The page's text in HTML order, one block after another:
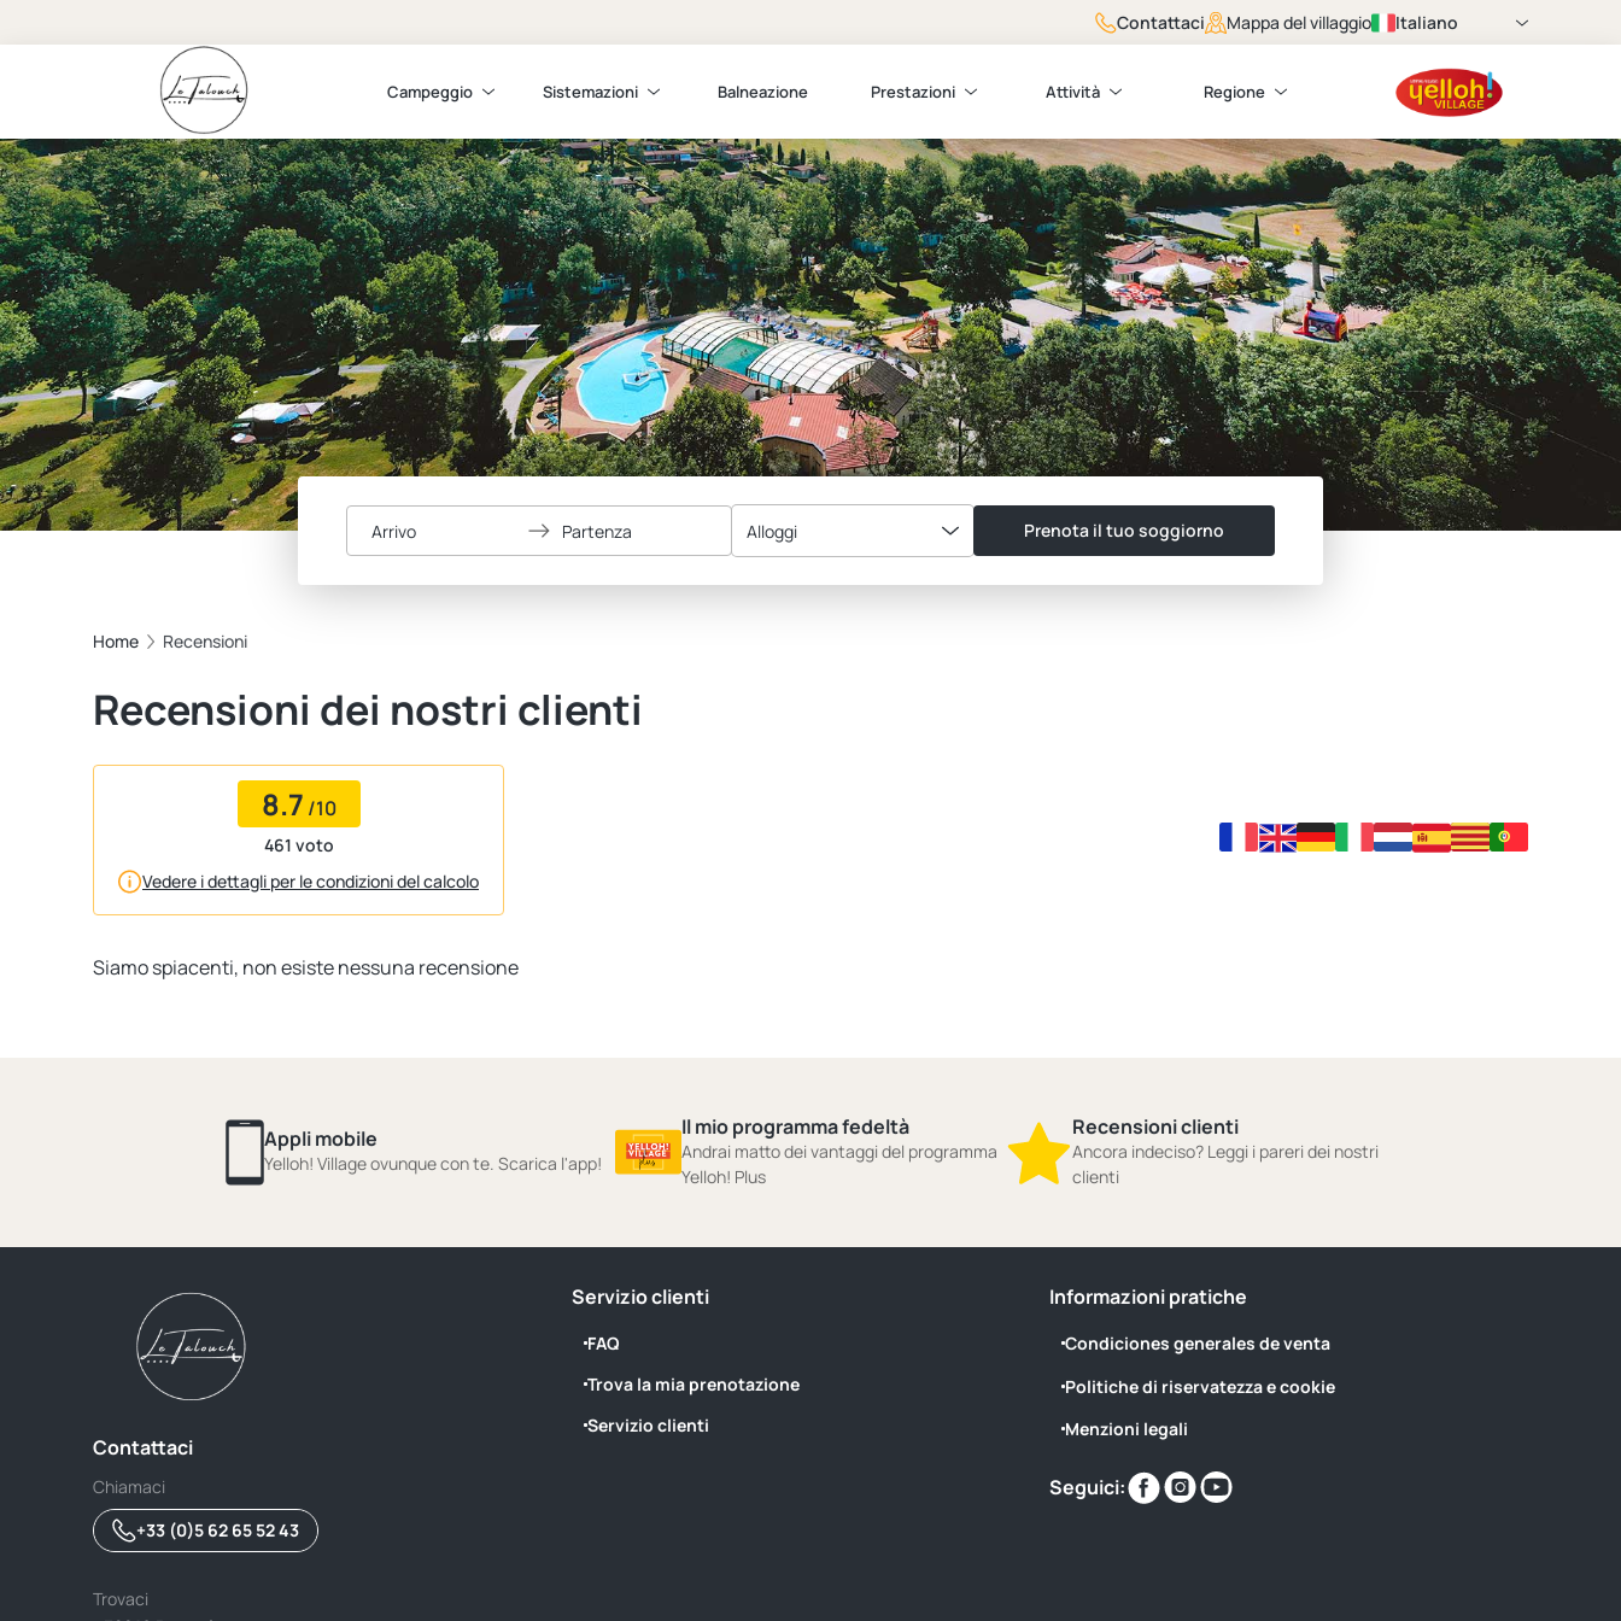
Contattaci Mappa del villaggio Italiano
Campeggio Sistemazioni Balneazione Prestazioni Attività Regione
Arrivo Partenza Alloggi Prenota il tuo soggiorno
Home Recensioni
Recensioni dei nostri clienti
8.7 /10
461 voto
Vedere i dettagli per le condizioni del calcolo
Siamo spiacenti, non esiste nessuna recensione
Appli mobile
Yelloh! Village ovunque con te. Scarica l'app!
Il mio programma fedeltà
Andrai matto dei vantaggi del programma
Yelloh! Plus
Recensioni clienti
Ancora indeciso? Leggi i pareri dei nostri
clienti
Contattaci
Chiamaci
+33 (0)5 62 65 52 43
Trovaci
Servizio clienti
FAQ
Trova la mia prenotazione
Servizio clienti
Informazioni pratiche
Condiciones generales de venta
Politiche di riservatezza e cookie
Menzioni legali
Seguici:
Trovaci
su
Trovaci
su